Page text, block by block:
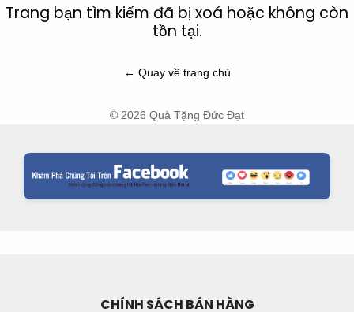
Trang bạn tìm kiếm đã bị xoá hoặc không còn
tồn tại.
← Quay về trang chủ
© 2026 Quà Tặng Đức Đạt
CHÍNH SÁCH BÁN HÀNG